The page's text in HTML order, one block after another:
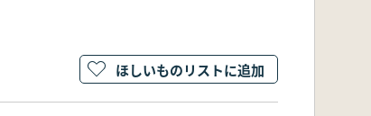
ほしいものリストに追加